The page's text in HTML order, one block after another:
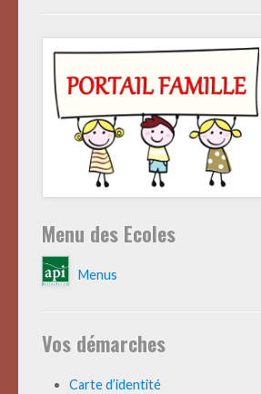
Menu des Ecoles
Menus
Vos démarches
Carte d’identité